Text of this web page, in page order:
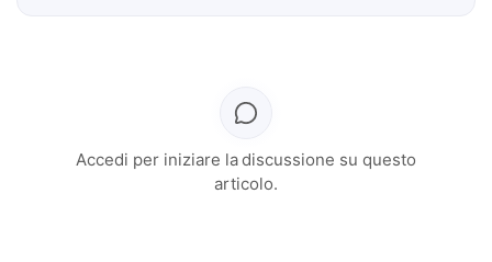
Accedi per iniziare la discussione su questo
articolo.